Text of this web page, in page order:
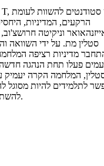
הרקעים, המדיניות,
וניקיטה
סטלין מת. על ידי השוואה
מדיניות רציפה
פעלו תחת הנהגה
המלחמה הקרה יעמיק
לתלמידים להיות מסוגל
להשתלט בעולם המתפתח השנייה העולם הפוסט.